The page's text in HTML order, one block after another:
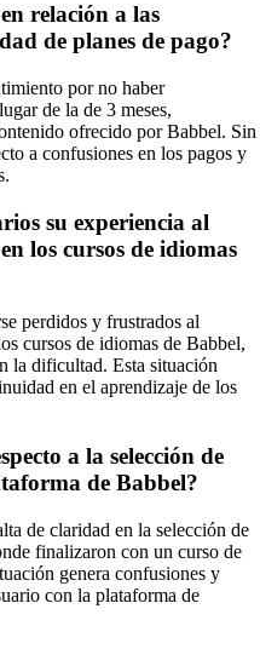
relación a las
de planes de pago?
por no haber
de la de 3 meses,
ofrecido por Babbel. Sin
a confusiones en los pagos y
su experiencia al
los cursos de idiomas
perdidos y frustrados al
cursos de idiomas de Babbel,
la dificultad. Esta situación
en el aprendizaje de los
a la selección de
de Babbel?
de claridad en la selección de
finalizaron con un curso de
genera confusiones y
con la plataforma de